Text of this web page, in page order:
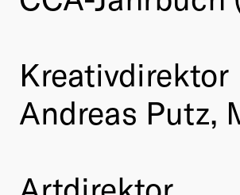
Kreativdirektor
Andreas Putz,